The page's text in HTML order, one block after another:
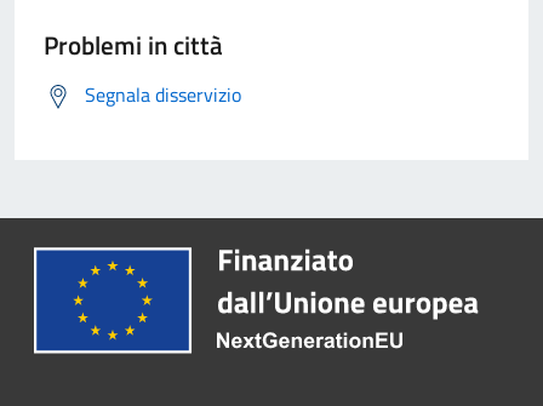
Problemi in città
Segnala disservizio